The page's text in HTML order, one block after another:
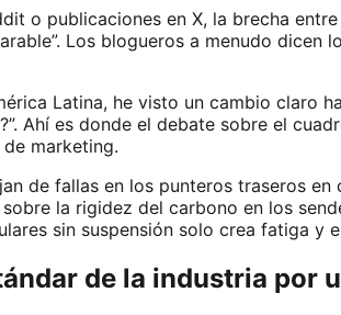
o publicaciones en X, la brecha
Los blogueros a menudo
Latina, he visto un cambio claro
Ahí es donde el debate sobre el
marketing.
de fallas en los punteros traseros
la rigidez del carbono en los
sin suspensión solo crea fatiga y
de la industria por